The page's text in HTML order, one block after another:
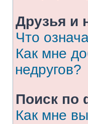
Друзья и
Что
Как мне
недругов?
Поиск по
Как мне